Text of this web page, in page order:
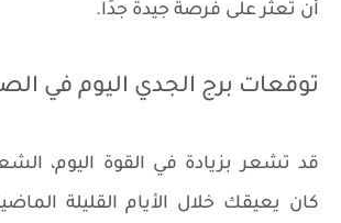
أن تعثر على فرصة جيدة جدًا.
توقعات برج الجدي اليوم في
قد تشعر بزيادة في القوة اليوم،
كان يعيقك خلال الأيام القليلة